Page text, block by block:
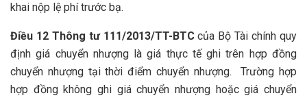
khai nộp lệ phí trước bạ.
Điều 12 Thông tư 111/2013/TT-BTCcủa Bộ Tài chính quy
định giá chuyển nhượng là giá thực tế ghi trên hợp đồng
chuyển nhượng tại thời điểm chuyển nhượng. Trường hợp
hợp đồng không ghi giá chuyển nhượng hoặc giá chuyển